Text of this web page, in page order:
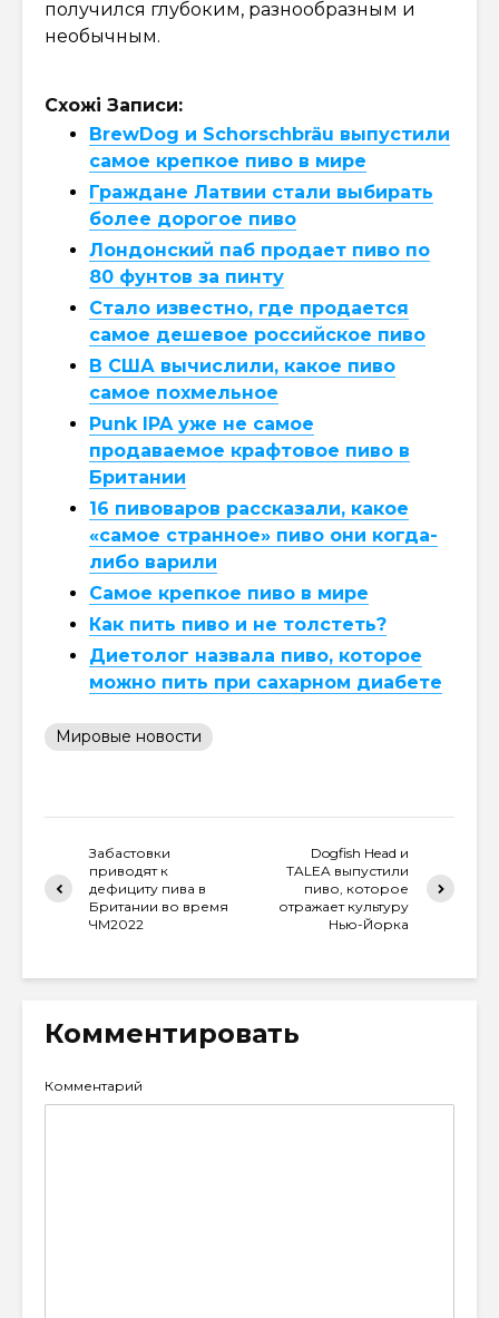
получился глубоким, разнообразным и
необычным.
Схожі Записи:
BrewDog и Schorschbräu выпустили
самое крепкое пиво в мире
Граждане Латвии стали выбирать
более дорогое пиво
Лондонский паб продает пиво по
80 фунтов за пинту
Стало известно, где продается
самое дешевое российское пиво
В США вычислили, какое пиво
самое похмельное
Punk IPA уже не самое
продаваемое крафтовое пиво в
Британии
16 пивоваров рассказали, какое
«самое странное» пиво они когда-
либо варили
Самое крепкое пиво в мире
Как пить пиво и не толстеть?
Диетолог назвала пиво, которое
можно пить при сахарном диабете
Мировые новости
Забастовки
приводят к
дефициту пива в
Британии во время
ЧМ2022
Dogfish Head и
TALEA выпустили
пиво, которое
отражает культуру
Нью-Йорка
Комментировать
Комментарий